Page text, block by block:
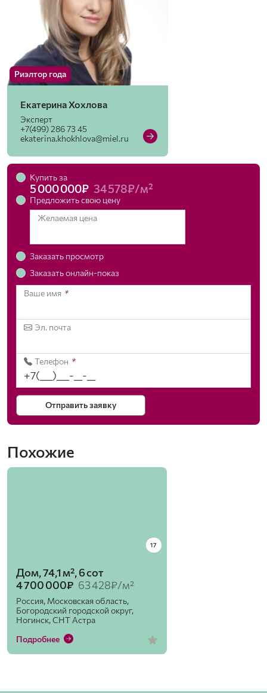
Риэлтор года
Екатерина Хохлова
Эксперт
+7(499) 286 73 45
ekaterina.khokhlova@miel.ru
Купить за
5 000 000₽ 34 578₽/м²
Предложить свою цену
Желаемая цена
Заказать просмотр
Заказать онлайн-показ
Ваше имя *
Эл. почта
Телефон *
Отправить заявку
Похожие
17
Дом, 74,1 м², 6 сот
4 700 000₽ 63 428₽/м²
Россия, Московская область,
Богородский городской округ,
Ногинск, СНТ Астра
Подробнее